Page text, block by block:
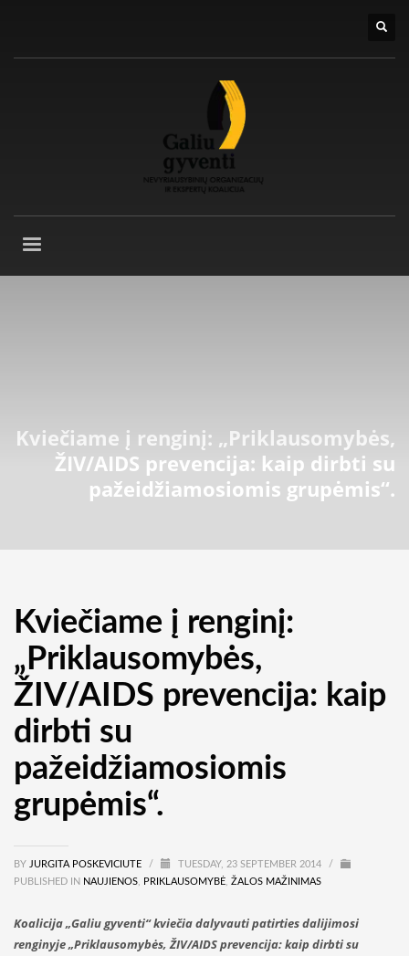
Kviečiame į renginį: „Priklausomybės,
ŽIV/AIDS prevencija: kaip dirbti su
pažeidžiamosiomis grupėmis“.
Kviečiame į renginį:
„Priklausomybės,
ŽIV/AIDS prevencija: kaip
dirbti su
pažeidžiamosiomis
grupėmis“.
BY JURGITA POSKEVICIUTE / TUESDAY, 23 SEPTEMBER 2014
/
PUBLISHED IN NAUJIENOS PRIKLAUSOMYBĖ ŽALOS MAŽINIMAS
Koalicija „Galiu gyventi“ kviečia dalyvauti patirties dalijimosi
renginyje „Priklausomybės, ŽIV/AIDS prevencija: kaip dirbti su